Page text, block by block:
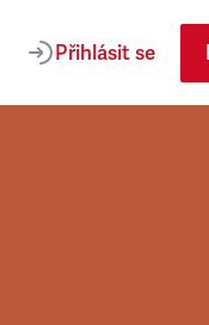
Přihlásit se